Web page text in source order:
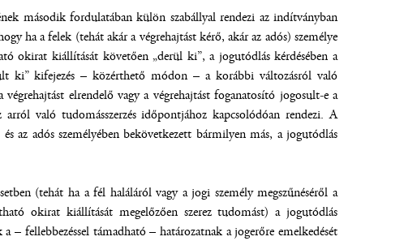
második fordulatában külön szabállyal rendezi az indítványban
ha a felek (tehát akár a végrehajtást kérő, akár az adós) személye
okirat kiállítását követően „derül ki”, a jogutódlás kérdésében a
ki” kifejezés – közérthető módon – a korábbi változásról való
elrendelő vagy a végrehajtást foganatosító jogosult-e a
való tudomásszerzés időpontjához kapcsolódóan rendezi. A
az adós személyében bekövetkezett bármilyen más, a jogutódlás
(tehát ha a fél haláláról vagy a jogi személy megszűnéséről a
okirat kiállítását megelőzően szerez tudomást) a jogutódlás
– fellebbezéssel támadható – határozatnak a jogerőre emelkedését